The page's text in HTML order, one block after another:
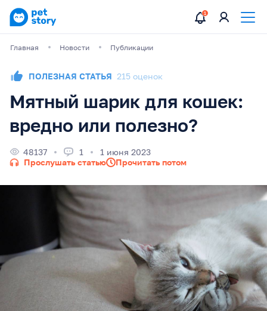
Главная Новости Публикации
ПОЛЕЗНАЯ СТАТЬЯ 215 оценок
Мятный шарик для кошек:
вредно или полезно?
48137 1
1 июня 2023
Прослушать статью
Прочитать потом